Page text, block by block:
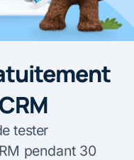
tester
pendant 30